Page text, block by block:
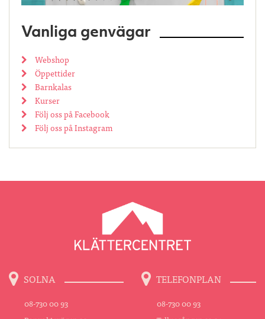
Vanliga genvägar
Webshop
Öppettider
Barnkalas
Kurser
Följ oss på Facebook
Följ oss på Instagram
SOLNA
08-730 00 93
TELEFONPLAN
08-730 00 93